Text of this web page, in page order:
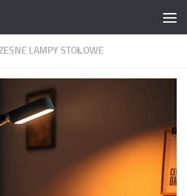
LAMPY STOŁOWE